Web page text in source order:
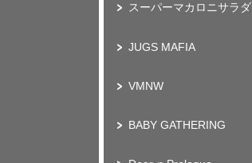
スーパーマカロニサラダ
JUGS MAFIA
VMNW
BABY GATHERING